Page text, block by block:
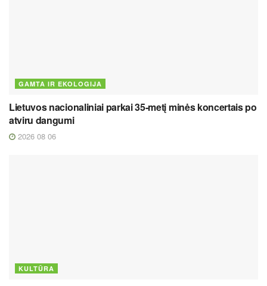
GAMTA IR EKOLOGIJA
Lietuvos nacionaliniai parkai 35-metį minės koncertais po
atviru dangumi
2026 08 06
KULTŪRA